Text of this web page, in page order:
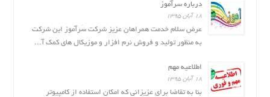
درباره سرآموز
۱۸ آبان ۱۳۹۵
عرض سلام خدمت همراهان عزیز شرکت سَرآموز این شرکت
به منظور تولید و فروش نرم افزار و موزیکال های کمک آ...
اطلاعیه مهم
۱۸ آبان ۱۳۹۵
بنا به تقاضا برای عزیزانی که امکان استفاده از کامپیوتر